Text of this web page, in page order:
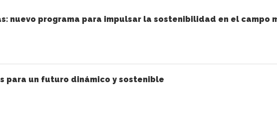
nuevo programa para impulsar la sostenibilidad en el campo
para un futuro dinámico y sostenible